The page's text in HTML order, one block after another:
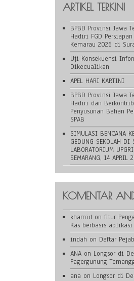
ARTIKEL TERKINI
BPBD Provinsi Jawa
Hadiri FGD
Kemarau 2026 di
Uji Konsekuensi
Dikecualikan
APEL HARI KARTINI
BPBD Provinsi Jawa
Hadiri dan
Penyusunan Bahan
SPAB
SIMULASI BENCANA
GEDUNG SEKOLAH DI
LABORATORIUM
SEMARANG, 14 APRIL
KOMENTAR
khamid on fitur
Kas berbasis aplikasi
indah on Daftar
ANA on Longsor di
Pagergunung
ana on Longsor di